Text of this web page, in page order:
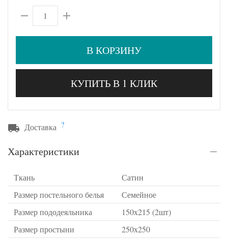
В КОРЗИНУ
КУПИТЬ В 1 КЛИК
Доставка ?
Характеристики
Ткань
Сатин
Размер постельного белья
Семейное
Размер пододеяльника
150х215 (2шт)
Размер простыни
250х250